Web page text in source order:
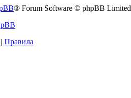
® Forum Software © phpBB Limited
| Правила